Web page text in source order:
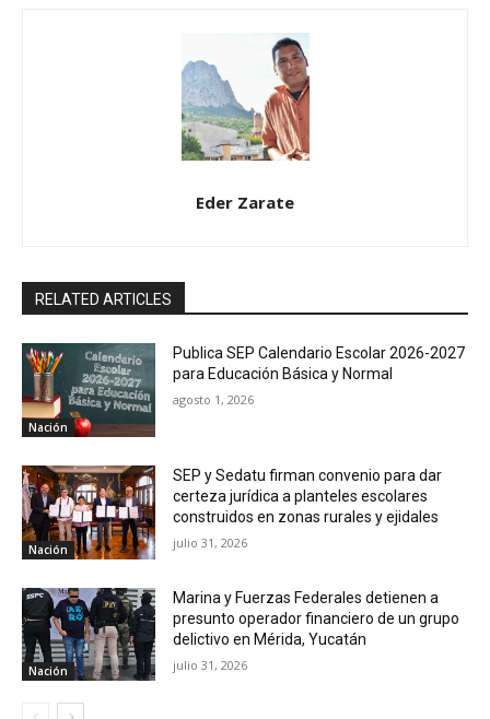
Eder Zarate
RELATED ARTICLES
Nación
Publica SEP Calendario Escolar 2026-2027
para Educación Básica y Normal
agosto 1, 2026
Nación
SEP y Sedatu firman convenio para dar
certeza jurídica a planteles escolares
construidos en zonas rurales y ejidales
julio 31, 2026
Nación
Marina y Fuerzas Federales detienen a
presunto operador financiero de un grupo
delictivo en Mérida, Yucatán
julio 31, 2026